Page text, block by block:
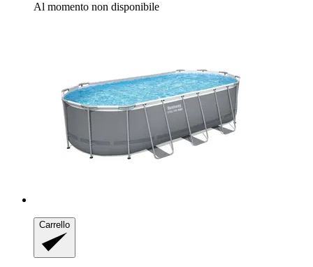
Al momento non disponibile
Carrello